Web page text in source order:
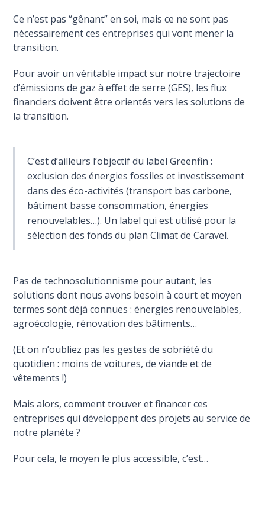
Ce n’est pas “gênant” en soi, mais ce ne sont pas
nécessairement ces entreprises qui vont mener la
transition.
Pour avoir un véritable impact sur notre trajectoire
d’émissions de gaz à effet de serre (GES), les flux
financiers doivent être orientés vers les solutions de
la transition.
C’est d’ailleurs l’objectif du label Greenfin :
exclusion des énergies fossiles et investissement
dans des éco-activités (transport bas carbone,
bâtiment basse consommation, énergies
renouvelables…). Un label qui est utilisé pour la
sélection des fonds du plan Climat de Caravel.
Pas de technosolutionnisme pour autant, les
solutions dont nous avons besoin à court et moyen
termes sont déjà connues : énergies renouvelables,
agroécologie, rénovation des bâtiments…
(Et on n’oubliez pas les gestes de sobriété du
quotidien : moins de voitures, de viande et de
vêtements !)
Mais alors, comment trouver et financer ces
entreprises qui développent des projets au service de
notre planète ?
Pour cela, le moyen le plus accessible, c’est…